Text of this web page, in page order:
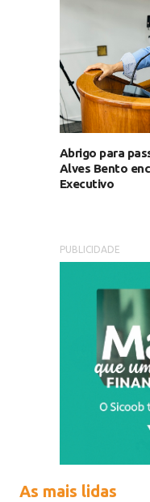
Abrigo para
Alves Bento
Executivo
PUBLICIDADE
As mais lidas